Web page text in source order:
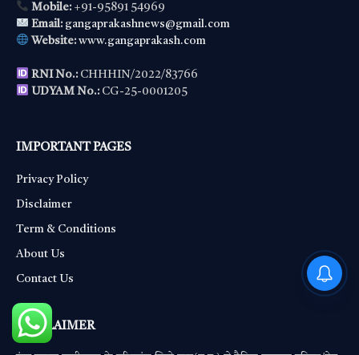
Mobile:+91-95891 54969
Email: gangaprakashnews@gmail.com
Website: www.gangaprakash.com
RNI No.:CHHHIN/2022/83766
UDYAM No.:CG-25-0001205
IMPORTANT PAGES
Privacy Policy
Disclaimer
Term & Conditions
About Us
Contact Us
DISCLAIMER